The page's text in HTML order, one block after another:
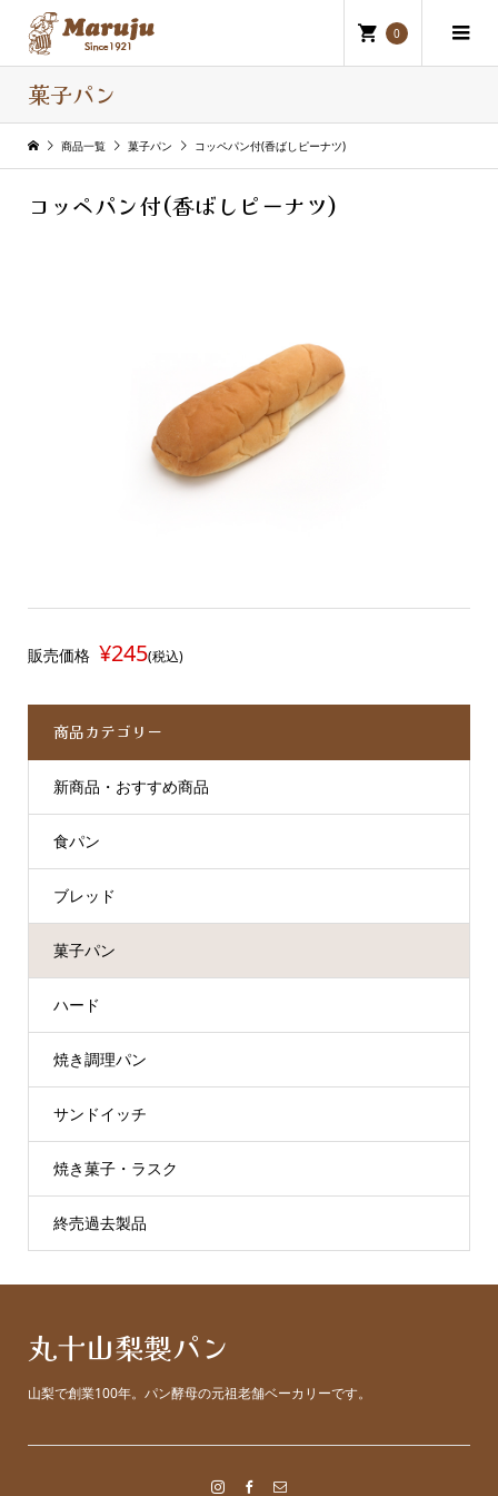
0
菓子パン
商品一覧 菓子パン コッペパン付(香ばしピーナツ)
コッペパン付(香ばしピーナツ)
販売価格 ¥245(税込)
商品カテゴリー
新商品・おすすめ商品
食パン
ブレッド
菓子パン
ハード
焼き調理パン
サンドイッチ
焼き菓子・ラスク
終売過去製品
丸十山梨製パン
山梨で創業100年。パン酵母の元祖老舗ベーカリーです。